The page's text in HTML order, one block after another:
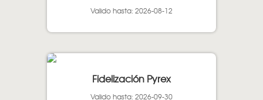
Valido hasta: 2026-08-12
Fidelización Pyrex
Valido hasta: 2026-09-30